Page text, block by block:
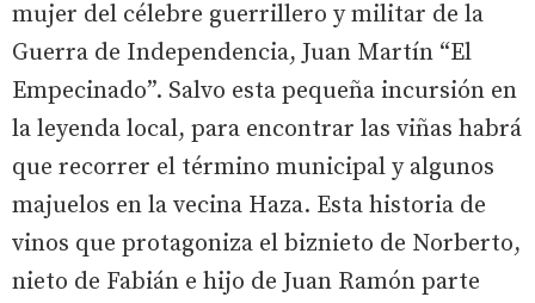
mujer del célebre guerrillero y militar de la
Guerra de Independencia, Juan Martín “El
Empecinado”. Salvo esta pequeña incursión en
la leyenda local, para encontrar las viñas habrá
que recorrer el término municipal y algunos
majuelos en la vecina Haza. Esta historia de
vinos que protagoniza el biznieto de Norberto,
nieto de Fabián e hijo de Juan Ramón parte